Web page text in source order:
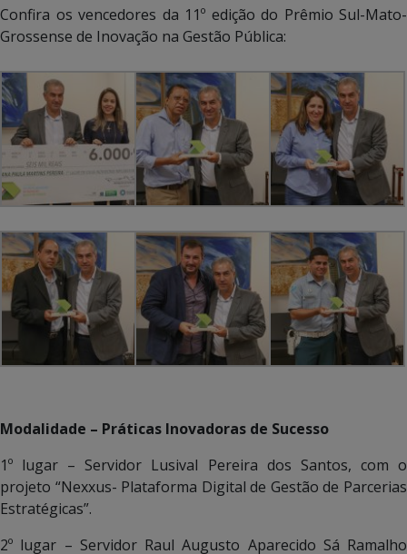
Confira os vencedores da 11º edição do Prêmio Sul-Mato-
Grossense de Inovação na Gestão Pública:
Modalidade – Práticas Inovadoras de Sucesso
1º lugar – Servidor Lusival Pereira dos Santos, com o
projeto “Nexxus- Plataforma Digital de Gestão de Parcerias
Estratégicas”.
2º lugar – Servidor Raul Augusto Aparecido Sá Ramalho